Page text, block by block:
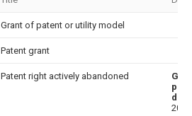
Grant of patent or utility model
Patent grant
Patent right actively abandoned
date